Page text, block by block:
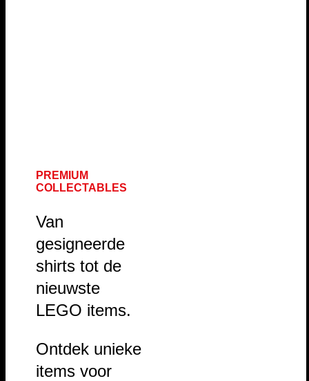
PREMIUM
COLLECTABLES
Van
gesigneerde
shirts tot de
nieuwste
LEGO items.
Ontdek unieke
items voor